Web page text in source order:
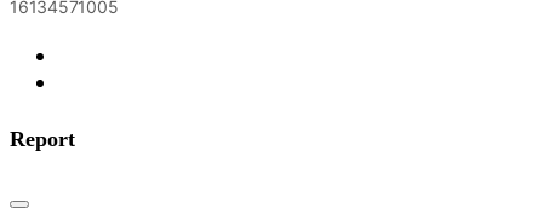
16134571005
Report